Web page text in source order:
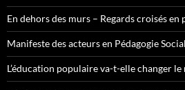
En dehors des murs – Regards croisés en
Manifeste des acteurs en Pédagogie
L’éducation populaire va-t-elle changer le